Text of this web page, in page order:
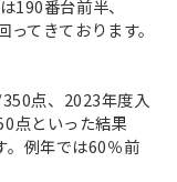
番台前半、
てきております。
点、2023年度入
点といった結果
。例年では60％前